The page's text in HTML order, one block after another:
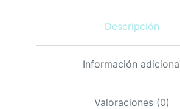
cantidad
Descripción
Información
Valoraciones (0)